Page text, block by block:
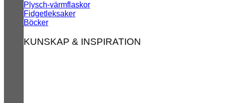
Plysch-värmflaskor
Fidgetleksaker
Böcker
KUNSKAP & INSPIRATION